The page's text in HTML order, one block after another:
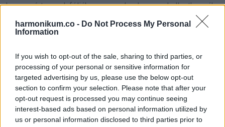
harmonikum.co - Do Not Process My Personal
Information
If you wish to opt-out of the sale, sharing to third parties, or
processing of your personal or sensitive information for
targeted advertising by us, please use the below opt-out
section to confirm your selection. Please note that after your
opt-out request is processed you may continue seeing
interest-based ads based on personal information utilized by
us or personal information disclosed to third parties prior to
hogy azért van alufóliába csomgolva, hogy ne hallgathassák